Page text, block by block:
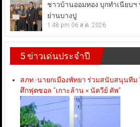
ชาวบ้านออมทอง บุกทำเนียบ
ย่านบางปู
1:48 pm 06 ส.ค. 2026
5 ข่าวเด่นประจำปี
สภท.-นายกเมืองพัทยา ร่วมสนับสนุนทีม
ศึกฟุตซอล “เกาะล้าน × นัควีย์ คัพ”